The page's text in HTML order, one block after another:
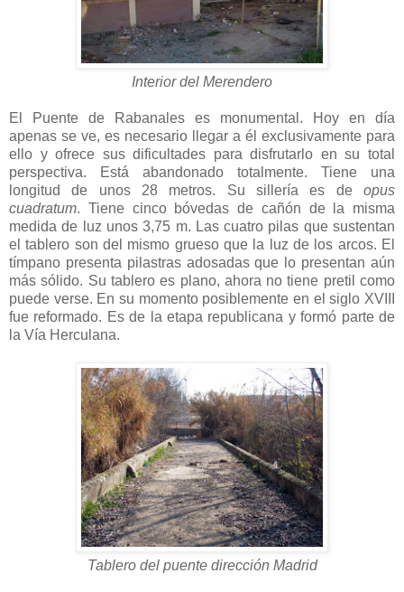
Interior del Merendero
El Puente de Rabanales es monumental. Hoy en día
apenas se ve, es necesario llegar a él exclusivamente para
ello y ofrece sus dificultades para disfrutarlo en su total
perspectiva. Está abandonado totalmente. Tiene una
longitud de unos 28 metros. Su sillería es de opus
cuadratum. Tiene cinco bóvedas de cañón de la misma
medida de luz unos 3,75 m. Las cuatro pilas que sustentan
el tablero son del mismo grueso que la luz de los arcos. El
tímpano presenta pilastras adosadas que lo presentan aún
más sólido. Su tablero es plano, ahora no tiene pretil como
puede verse. En su momento posiblemente en el siglo XVIII
fue reformado. Es de la etapa republicana y formó parte de
la Vía Herculana.
Tablero del puente dirección Madrid